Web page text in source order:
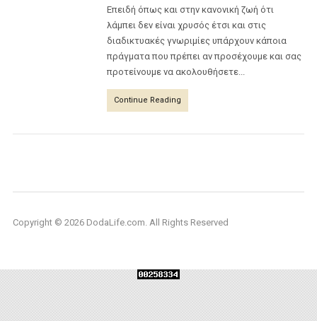
Επειδή όπως και στην κανονική ζωή ότι
λάμπει δεν είναι χρυσός έτσι και στις
διαδικτυακές γνωριμίες υπάρχουν κάποια
πράγματα που πρέπει αν προσέχουμε και σας
προτείνουμε να ακολουθήσετε...
Continue Reading
Copyright © 2026 DodaLife.com. All Rights Reserved